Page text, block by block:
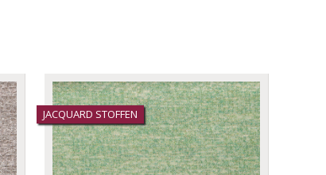
JACQUARD STOFFEN